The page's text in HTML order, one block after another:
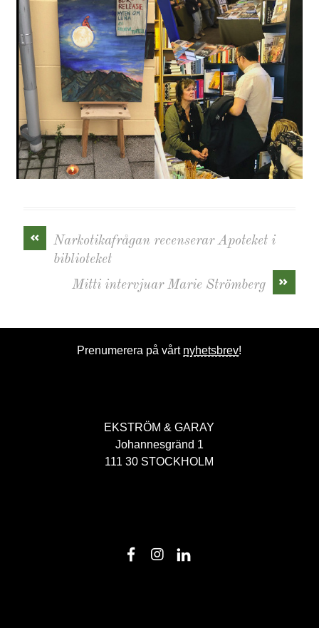
«
Narkotikafrågan recenserar Apoteket i
biblioteket
»
Mitti intervjuar Marie Strömberg
Prenumerera på vårt nyhetsbrev!
EKSTRÖM & GARAY
Johannesgränd 1
111 30 STOCKHOLM